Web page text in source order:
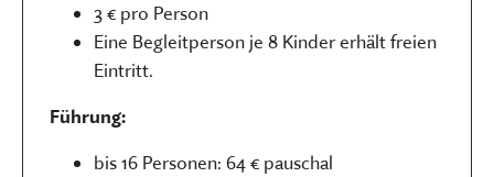
3 € pro Person
Eine Begleitperson je 8 Kinder erhält freien
Eintritt.
Führung:
bis 16 Personen: 64 € pauschal